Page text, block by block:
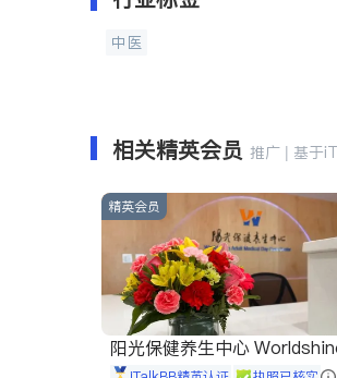
中医
相关精英会员 推广 | 基于
精英会员
阳光保健养生中心